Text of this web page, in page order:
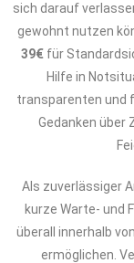
sich darauf
gewohnt nutzen
39€ für
Hilfe in
transparenten und
Gedanken über
Als zuverlässiger
kurze Warte- und
überall innerhalb
ermöglichen.